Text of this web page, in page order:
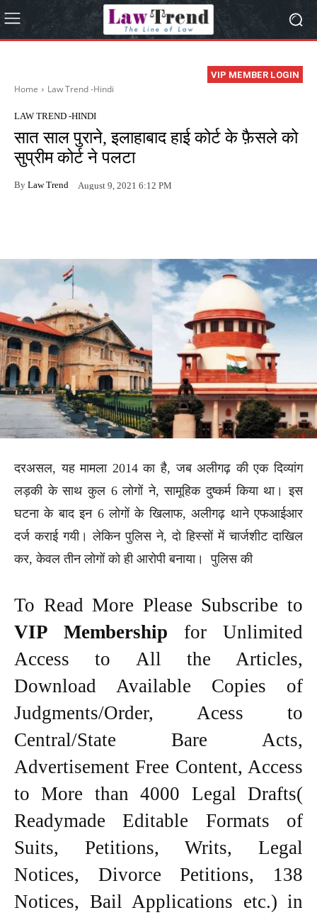
VIP MEMBER LOGIN
Home Law Trend -Hindi
LAW TREND -HINDI
सात साल पुराने, इलाहाबाद हाई कोर्ट के फ़ैसले को
सुप्रीम कोर्ट ने पलटा
By Law Trend August 9, 2021 6:12 PM
दरअसल, यह मामला 2014 का है, जब अलीगढ़ की एक दिव्यांग
लड़की के साथ कुल 6 लोगों ने, सामूहिक दुष्कर्म किया था। इस
घटना के बाद इन 6 लोगों के खिलाफ, अलीगढ़ थाने एफआईआर
दर्ज कराई गयी। लेकिन पुलिस ने, दो हिस्सों में चार्जशीट दाखिल
कर, केवल तीन लोगों को ही आरोपी बनाया। पुलिस की
To Read More Please Subscribe to
VIP Membership for Unlimited
Access to All the Articles,
Download Available Copies of
Judgments/Order, Acess to
Central/State Bare Acts,
Advertisement Free Content, Access
to More than 4000 Legal Drafts(
Readymade Editable Formats of
Suits, Petitions, Writs, Legal
Notices, Divorce Petitions, 138
Notices, Bail Applications etc.) in